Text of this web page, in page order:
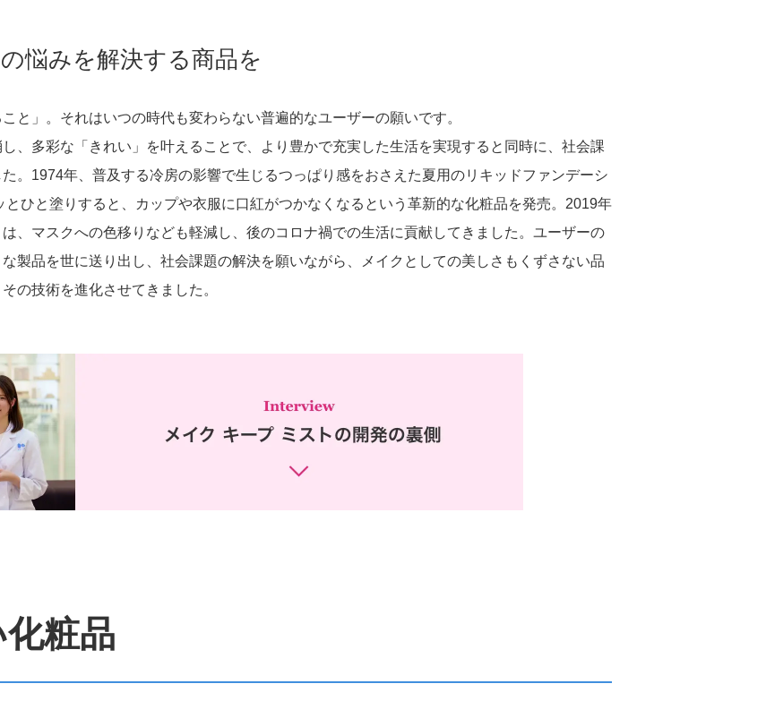
人権尊重の取り組み
消費者志向自主宣言 お客さまとともに
悩みを解決する商品を
と」。それはいつの時代も変わらない普遍的なユーザーの願いです。
、多彩な「きれい」を叶えることで、より豊かで充実した生活を実現すると同時に、社会課
。1974年、普及する冷房の影響で生じるつっぱり感をおさえた夏用のリキッドファンデーシ
ひと塗りすると、カップや衣服に口紅がつかなくなるという革新的な化粧品を発売。2019年
、マスクへの色移りなども軽減し、後のコロナ禍での生活に貢献してきました。ユーザーの
製品を世に送り出し、社会課題の解決を願いながら、メイクとしての美しさもくずさない品
の技術を進化させてきました。
粧品